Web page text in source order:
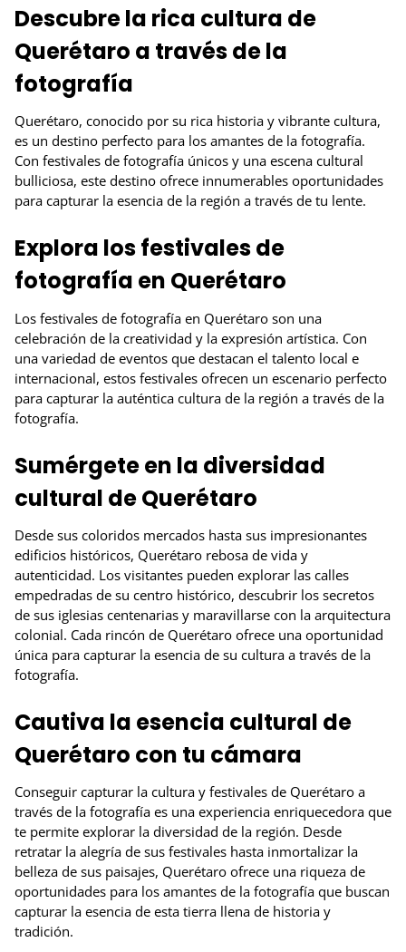
Descubre la rica cultura de
Querétaro a través de la
fotografía
Querétaro, conocido por su rica historia y vibrante cultura,
es un destino perfecto para los amantes de la fotografía.
Con festivales de fotografía únicos y una escena cultural
bulliciosa, este destino ofrece innumerables oportunidades
para capturar la esencia de la región a través de tu lente.
Explora los festivales de
fotografía en Querétaro
Los festivales de fotografía en Querétaro son una
celebración de la creatividad y la expresión artística. Con
una variedad de eventos que destacan el talento local e
internacional, estos festivales ofrecen un escenario perfecto
para capturar la auténtica cultura de la región a través de la
fotografía.
Sumérgete en la diversidad
cultural de Querétaro
Desde sus coloridos mercados hasta sus impresionantes
edificios históricos, Querétaro rebosa de vida y
autenticidad. Los visitantes pueden explorar las calles
empedradas de su centro histórico, descubrir los secretos
de sus iglesias centenarias y maravillarse con la arquitectura
colonial. Cada rincón de Querétaro ofrece una oportunidad
única para capturar la esencia de su cultura a través de la
fotografía.
Cautiva la esencia cultural de
Querétaro con tu cámara
Conseguir capturar la cultura y festivales de Querétaro a
través de la fotografía es una experiencia enriquecedora que
te permite explorar la diversidad de la región. Desde
retratar la alegría de sus festivales hasta inmortalizar la
belleza de sus paisajes, Querétaro ofrece una riqueza de
oportunidades para los amantes de la fotografía que buscan
capturar la esencia de esta tierra llena de historia y
tradición.